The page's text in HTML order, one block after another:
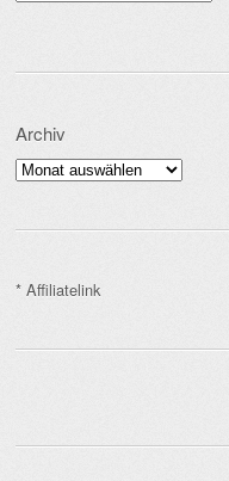
Archiv
Archiv
* Affiliatelink